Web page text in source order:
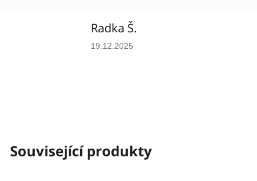
je 5 z 5 hvězdiček.
Radka Š.
Hodnocení obchodu je 5 z 5 hvězdiček.
19.12.2025
Související produkty